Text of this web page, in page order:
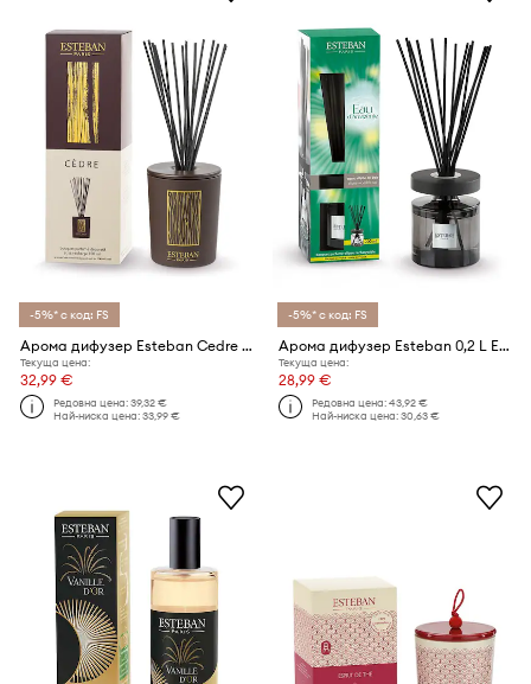
-5%* с код: FS
Арома дифузер Esteban Cedre 100 ml
Текуща цена:
32,99 €
Редовна цена:39,32 €
Най-ниска цена:33,99 €
-5%* с код: FS
Арома дифузер Esteban 0,2 L Eau d'Amazonie
Текуща цена:
28,99 €
Редовна цена:43,92 €
Най-ниска цена:30,63 €